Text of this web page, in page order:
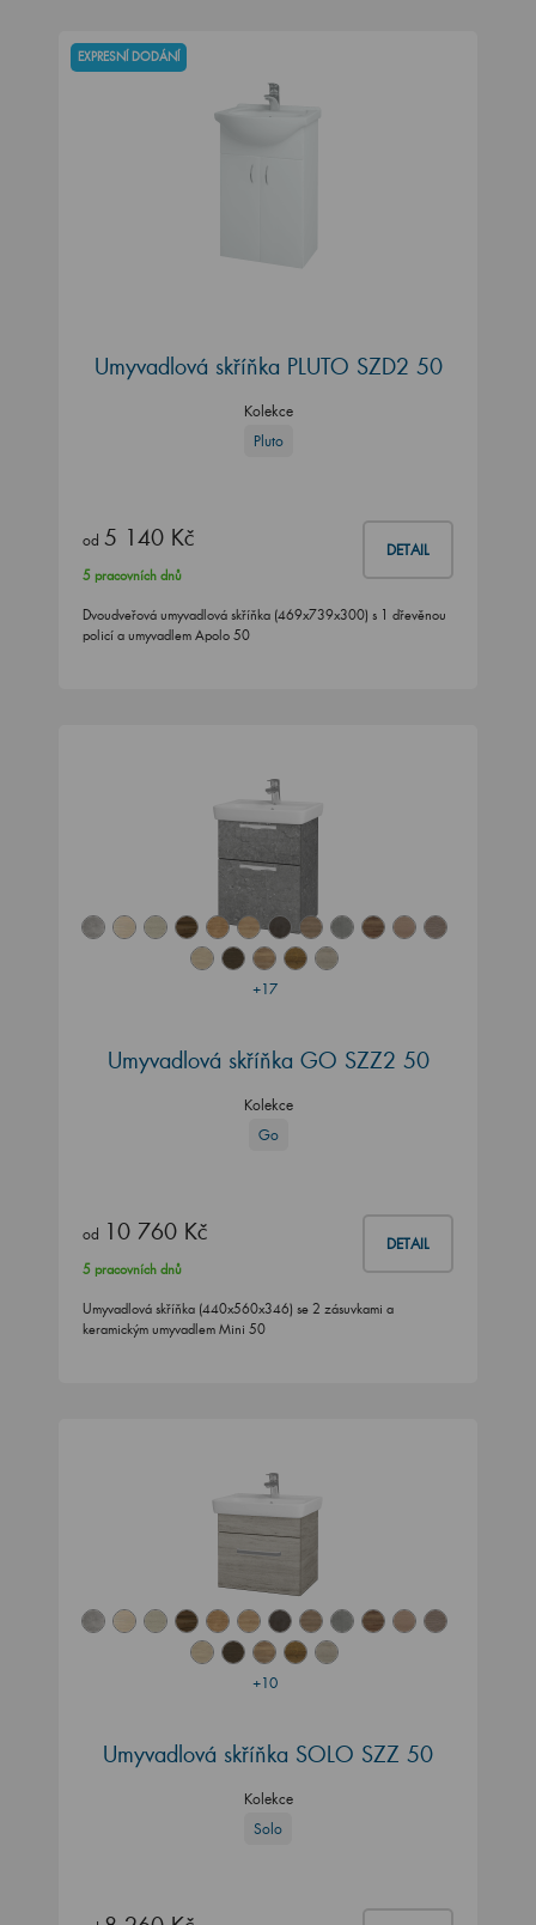
EXPRESNÍ DODÁNÍ
Umyvadlová skříňka PLUTO SZD2 50
Kolekce
Pluto
od 5 140 Kč DETAIL
5 pracovních dnů
Dvoudveřová umyvadlová skříňka (469x739x300) s 1 dřevěnou
policí a umyvadlem Apolo 50
+17
Umyvadlová skříňka GO SZZ2 50
Kolekce
Go
od 10 760 Kč DETAIL
5 pracovních dnů
Umyvadlová skříňka (440x560x346) se 2 zásuvkami a
keramickým umyvadlem Mini 50
+10
Umyvadlová skříňka SOLO SZZ 50
Kolekce
Solo